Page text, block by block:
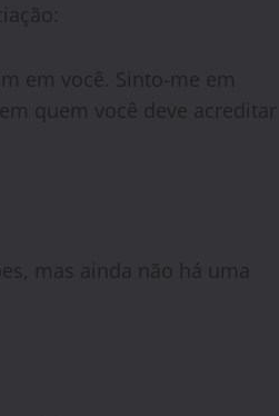
em você. Sinto-me em
quem você deve acreditar
mas ainda não há uma